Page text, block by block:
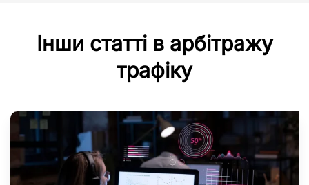
Інши статті в арбітражу
трафіку